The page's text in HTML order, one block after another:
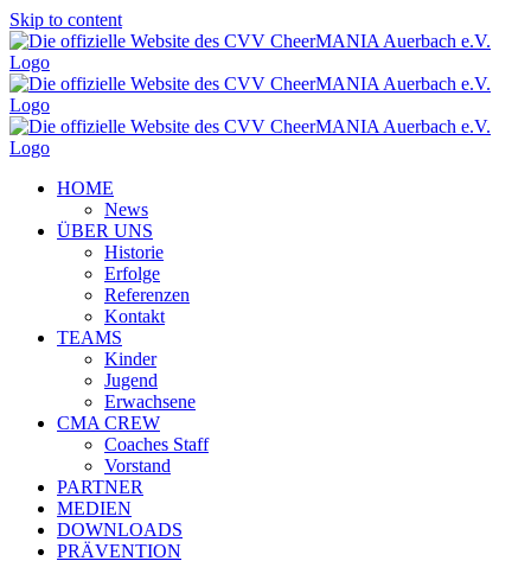
Skip to content
HOME
News
ÜBER UNS
Historie
Erfolge
Referenzen
Kontakt
TEAMS
Kinder
Jugend
Erwachsene
CMA CREW
Coaches Staff
Vorstand
PARTNER
MEDIEN
DOWNLOADS
PRÄVENTION